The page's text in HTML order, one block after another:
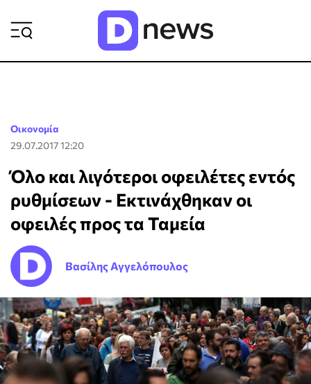
Οικονομία
29.07.2017 12:20
Όλο και λιγότεροι οφειλέτες εντός
ρυθμίσεων - Εκτινάχθηκαν οι
οφειλές προς τα Ταμεία
Βασίλης Αγγελόπουλος